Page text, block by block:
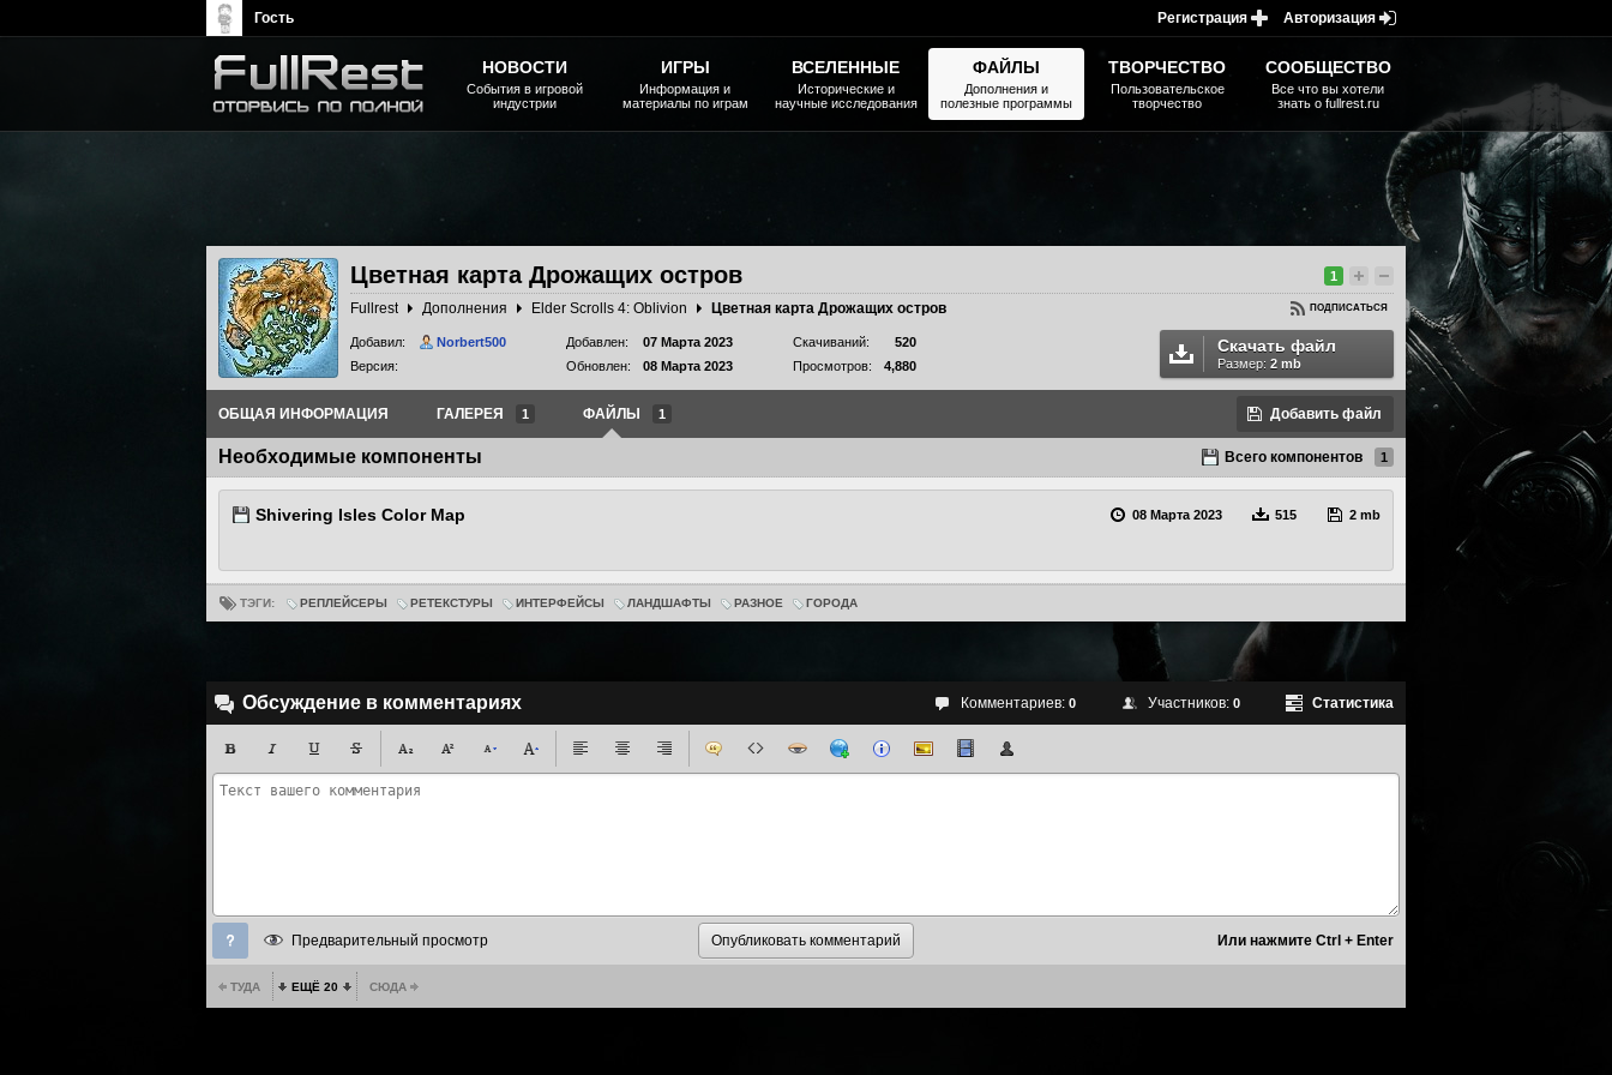
1
ПОДПИСАТЬСЯ
Цветная карта Дрожащих остров
Fullrest Дополнения Elder Scrolls 4: Oblivion Цветная карта Дрожащих остров
Скачать файл
Размер: 2 mb
Добавил:
Norbert500
Версия:
Добавлен:
07 Марта 2023
Обновлен:
08 Марта 2023
Скачиваний:
520
Просмотров:
4,880
ОБЩАЯ ИНФОРМАЦИЯ ГАЛЕРЕЯ 1 ФАЙЛЫ 1 Добавить файл
Всего компонентов 1
Необходимые компоненты
2 mb
515
08 Марта 2023
Shivering Isles Color Map
ТЭГИ: РЕПЛЕЙСЕРЫ РЕТЕКСТУРЫ ИНТЕРФЕЙСЫ ЛАНДШАФТЫ РАЗНОЕ ГОРОДА
Комментариев: 0 Участников: 0 Статистика
Обсуждение в комментариях
Предварительный просмотр
ТУДА ЕЩЁ 20 СЮДА
НОВОСТИ
События в игровой
индустрии
ИГРЫ
Информация и
материалы по играм
ВСЕЛЕННЫЕ
Исторические и
научные исследования
ФАЙЛЫ
Дополнения и
полезные программы
ТВОРЧЕСТВО
Пользовательское
творчество
СООБЩЕСТВО
Все что вы хотели
знать о fullrest.ru
Авторизация
Регистрация
Гость